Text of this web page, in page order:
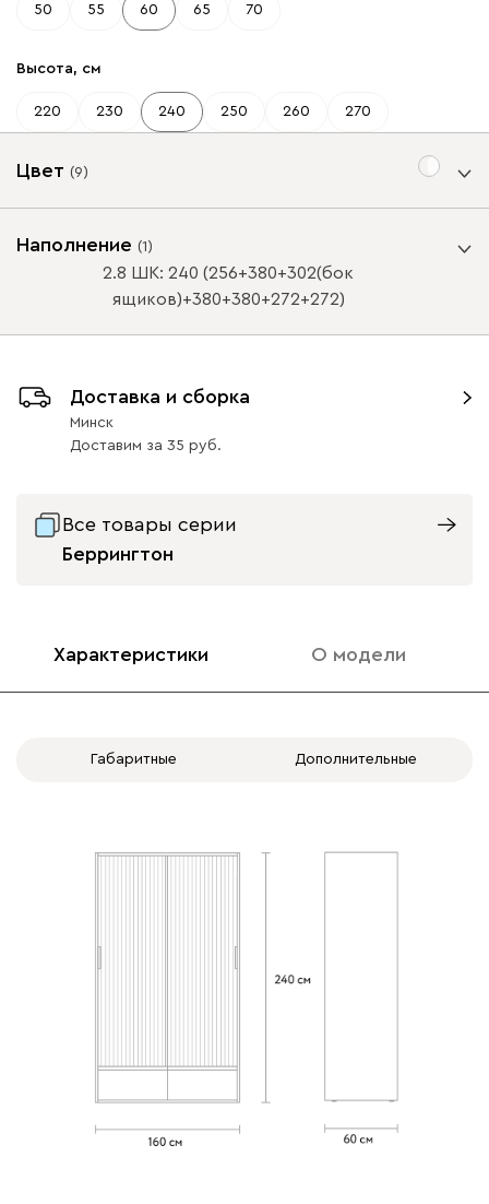
50 55 60 65 70
Высота, см
220 230 240 250 260 270
Цвет (9)
Цвет корпуса
Наполнение (1)
2.8 ШК: 240 (256+380+302(бок
ящиков)+380+380+272+272)
ВАЖНО! При глубине шкафа-купе менее 60 см /
распашного шкафа менее 50 см, устанавливается
выдвижная штанга.
Доставка и сборка
Минск
Доставим за 35
Все товары серии
Беррингтон
Характеристики О модели
Габаритные Дополнительные